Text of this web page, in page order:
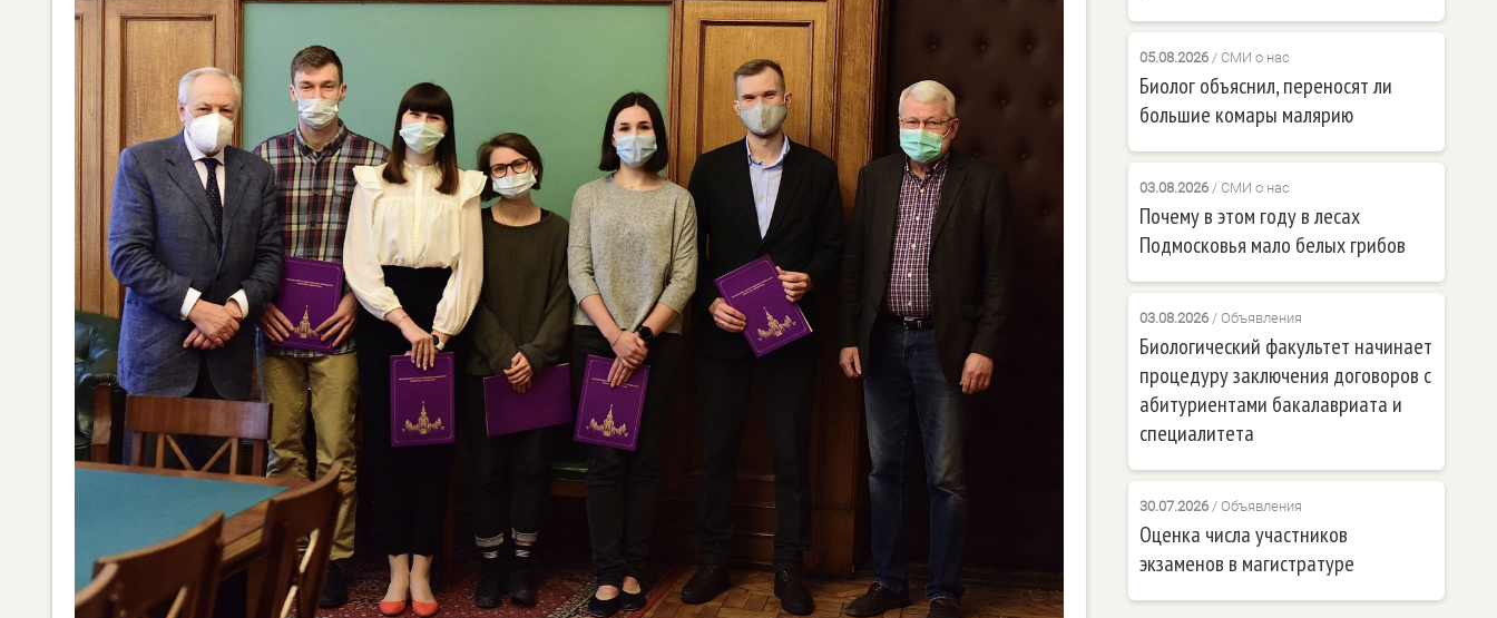
05.08.2026/ СМИ о нас
Биолог объяснил, переносят ли
большие комары малярию
03.08.2026/ СМИ о нас
Почему в этом году в лесах
Подмосковья мало белых грибов
03.08.2026/ Объявления
Биологический факультет начинает
процедуру заключения договоров с
абитуриентами бакалавриата и
специалитета
30.07.2026/ Объявления
Оценка числа участников
экзаменов в магистратуре